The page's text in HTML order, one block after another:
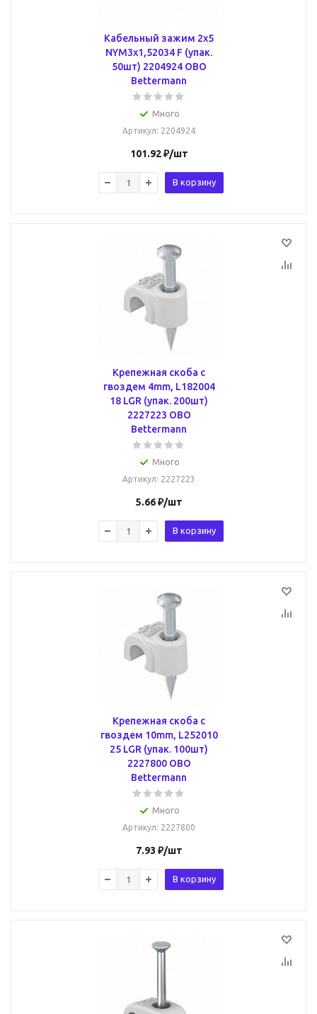
Кабельный зажим 2x5
NYM3x1,52034 F (упак.
50шт) 2204924 OBO
Bettermann
Много
Артикул: 2204924
101.92₽/шт
В корзину
Крепежная скоба с
гвоздем 4mm, L182004
18 LGR (упак. 200шт)
2227223 OBO
Bettermann
Много
Артикул: 2227223
5.66₽/шт
В корзину
Крепежная скоба с
гвоздем 10mm, L252010
25 LGR (упак. 100шт)
2227800 OBO
Bettermann
Много
Артикул: 2227800
7.93 ₽/шт
В корзину